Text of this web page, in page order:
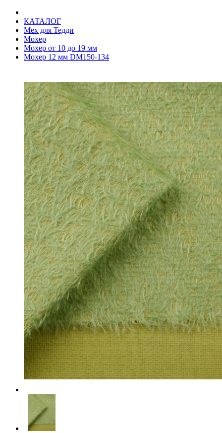
КАТАЛОГ
Мех для Тедди
Мохер
Мохер от 10 до 19 мм
Мохер 12 мм DM150-134